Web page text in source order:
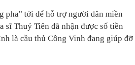
pha" tới để hỗ trợ người dân miền
sĩ Thuỷ Tiên đã nhận được số tiền
là cầu thủ Công Vinh đang giúp đỡ